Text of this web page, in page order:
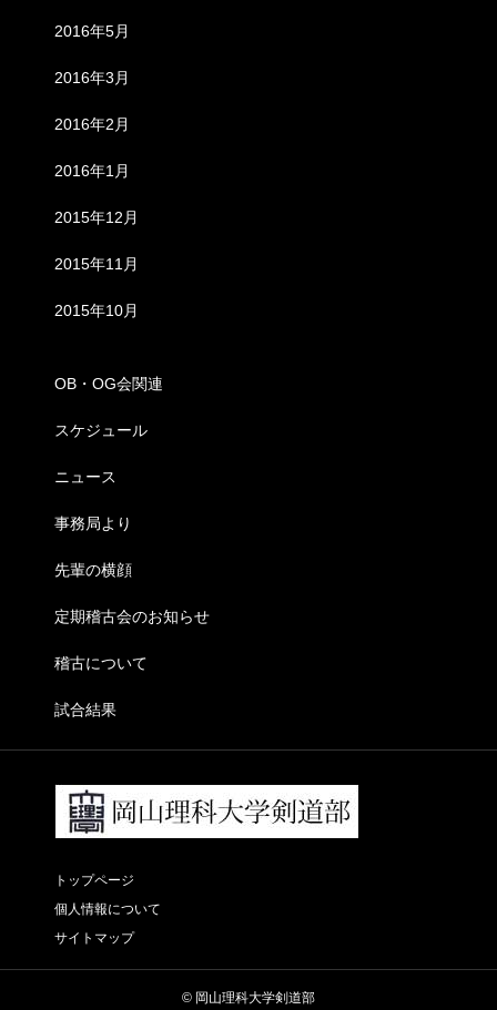
2016年5月
2016年3月
2016年2月
2016年1月
2015年12月
2015年11月
2015年10月
OB・OG会関連
スケジュール
ニュース
事務局より
先輩の横顔
定期稽古会のお知らせ
稽古について
試合結果
トップページ
個人情報について
サイトマップ
© 岡山理科大学剣道部